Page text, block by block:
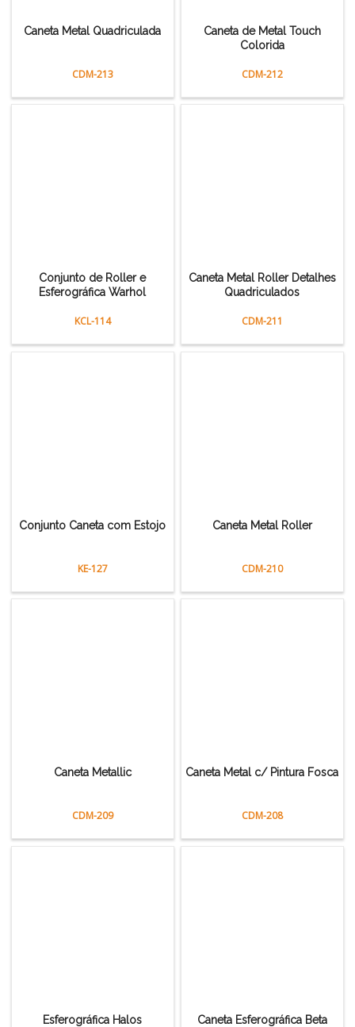
Caneta Metal Quadriculada
CDM-213
Caneta de Metal Touch
Colorida
CDM-212
Conjunto de Roller e
Esferográfica Warhol
KCL-114
Caneta Metal Roller Detalhes
Quadriculados
CDM-211
Conjunto Caneta com Estojo
KE-127
Caneta Metal Roller
CDM-210
Caneta Metallic
CDM-209
Caneta Metal c/ Pintura Fosca
CDM-208
Esferográfica Halos Caneta Esferográfica Beta